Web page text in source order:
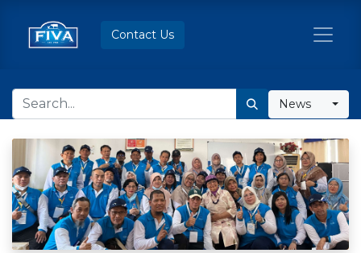
Contact Us
News